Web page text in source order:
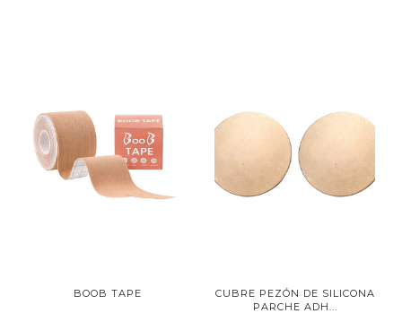
BOOB TAPE
CUBRE PEZÓN DE SILICONA
PARCHE ADH...